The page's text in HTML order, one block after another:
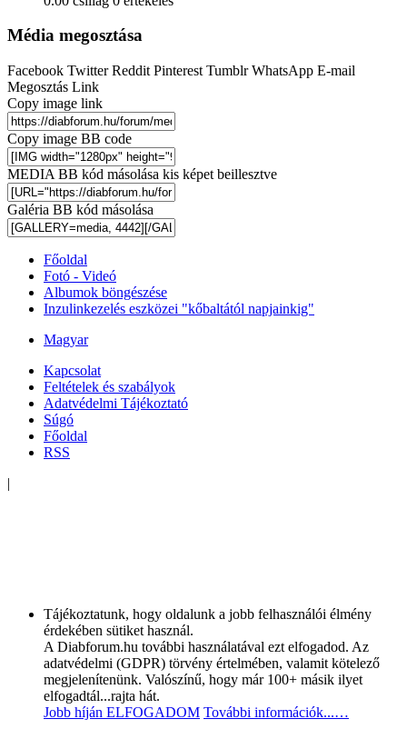
Média megosztása
Facebook Twitter Reddit Pinterest Tumblr WhatsApp E-mail
Megosztás Link
Copy image link
Copy image BB code
MEDIA BB kód másolása kis képet beillesztve
Galéria BB kód másolása
Főoldal
Fotó - Videó
Albumok böngészése
Inzulinkezelés eszközei "kőbaltától napjainkig"
Magyar
Kapcsolat
Feltételek és szabályok
Adatvédelmi Tájékoztató
Súgó
Főoldal
RSS
|
Tájékoztatunk, hogy oldalunk a jobb felhasználói élmény
érdekében sütiket használ.
A Diabforum.hu további használatával ezt elfogadod. Az
adatvédelmi (GDPR) törvény értelmében, valamit kötelező
megjelenítenünk. Valószínű, hogy már 100+ másik ilyet
elfogadtál...rajta hát.
Jobb híján ELFOGADOM További információk...…